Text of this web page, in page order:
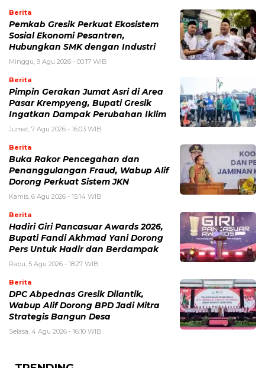
Berita
Pemkab Gresik Perkuat Ekosistem
Sosial Ekonomi Pesantren,
Hubungkan SMK dengan Industri
Minggu, 9 Agu 2026 - 00:17 WIB
Berita
Pimpin Gerakan Jumat Asri di Area
Pasar Krempyeng, Bupati Gresik
Ingatkan Dampak Perubahan Iklim
Jumat, 7 Agu 2026 - 16:03 WIB
Berita
Buka Rakor Pencegahan dan
Penanggulangan Fraud, Wabup Alif
Dorong Perkuat Sistem JKN
Kamis, 6 Agu 2026 - 15:14 WIB
Berita
Hadiri Giri Pancasuar Awards 2026,
Bupati Fandi Akhmad Yani Dorong
Pers Untuk Hadir dan Berdampak
Rabu, 5 Agu 2026 - 18:27 WIB
Berita
DPC Abpednas Gresik Dilantik,
Wabup Alif Dorong BPD Jadi Mitra
Strategis Bangun Desa
Selasa, 4 Agu 2026 - 16:10 WIB